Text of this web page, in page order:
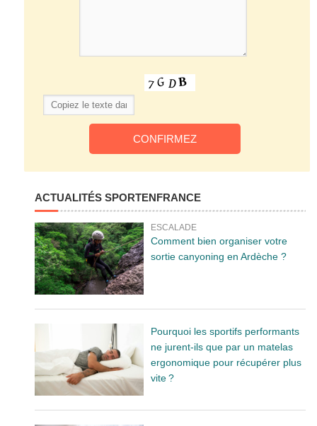
ACTUALITÉS SPORTENFRANCE
ESCALADE
Comment bien organiser votre
sortie canyoning en Ardèche ?
Pourquoi les sportifs performants
ne jurent-ils que par un matelas
ergonomique pour récupérer plus
vite ?